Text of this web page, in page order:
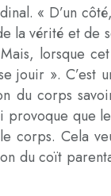
« D’un
la vérité et de
lorsque
jouir ». C’est
du corps
que
corps. Cela
du coït